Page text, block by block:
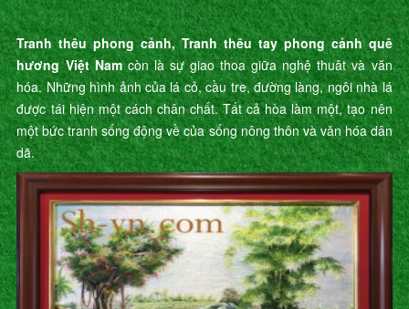
Tranh thêu phong cảnh, Tranh thêu tay phong cảnh quê
hương Việt Namcòn là sự giao thoa giữa nghệ thuât và văn
hóa. Những hình ảnh của lá cỏ, cầu tre, đường làng, ngôi nhà lá
được tái hiện một cách chân chất. Tất cả hòa làm một, tạo nên
một bức tranh sống động về của sống nông thôn và văn hóa dân
dã.